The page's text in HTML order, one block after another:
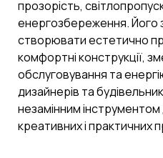
прозорість,
енергозбереження. Його
створювати естетично
комфортні конструкції,
обслуговування та
дизайнерів та
незамінним інструментом
креативних і практичних